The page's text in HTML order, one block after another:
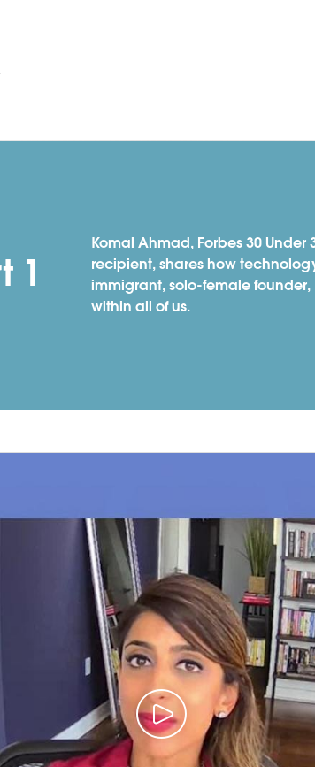
资源sub-navigation for 套餐与价格
1
Komal Ahmad, Forbes 30
recipient, shares how
immigrant, solo-female
within all of us.